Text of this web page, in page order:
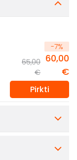
-7%
65,00
€
60,00
€
Pirkti